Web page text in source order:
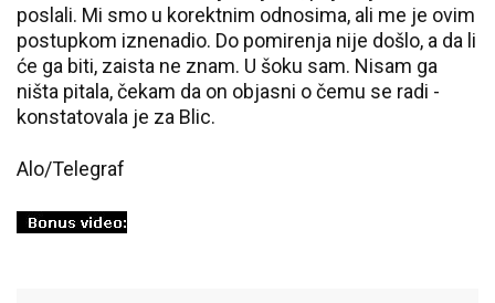
poslali. Mi smo u korektnim odnosima, ali me je ovim
postupkom iznenadio. Do pomirenja nije došlo, a da li
će ga biti, zaista ne znam. U šoku sam. Nisam ga
ništa pitala, čekam da on objasni o čemu se radi -
konstatovala je za Blic.
Alo/Telegraf